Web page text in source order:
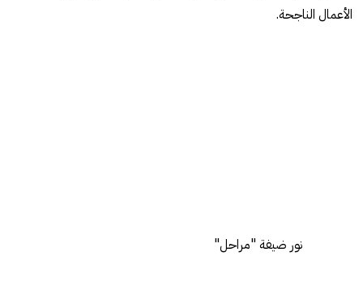
الأعمال الناجحة.
نور ضيفة "مراحل"